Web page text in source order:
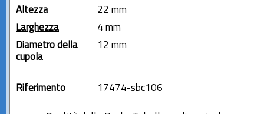
Altezza
22 mm
Larghezza
4 mm
Diametro della
cupola
12 mm
Riferimento 17474-sbc106